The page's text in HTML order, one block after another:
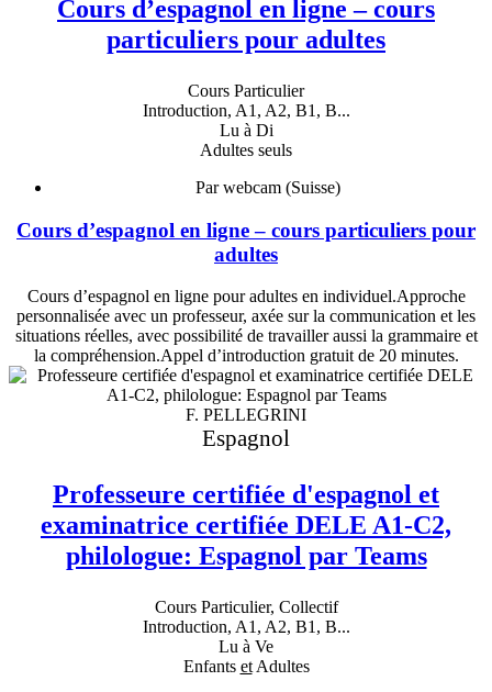
Cours d’espagnol en ligne – cours
particuliers pour adultes
Cours Particulier
Introduction, A1, A2, B1, B...
Lu à Di
Adultes seuls
Par webcam (Suisse)
Cours d’espagnol en ligne – cours particuliers pour
adultes
Cours d’espagnol en ligne pour adultes en individuel.Approche
personnalisée avec un professeur, axée sur la communication et les
situations réelles, avec possibilité de travailler aussi la grammaire et
la compréhension.Appel d’introduction gratuit de 20 minutes.
F. PELLEGRINI
Espagnol
Professeure certifiée d'espagnol et
examinatrice certifiée DELE A1-C2,
philologue: Espagnol par Teams
Cours Particulier, Collectif
Introduction, A1, A2, B1, B...
Lu à Ve
Enfants etAdultes